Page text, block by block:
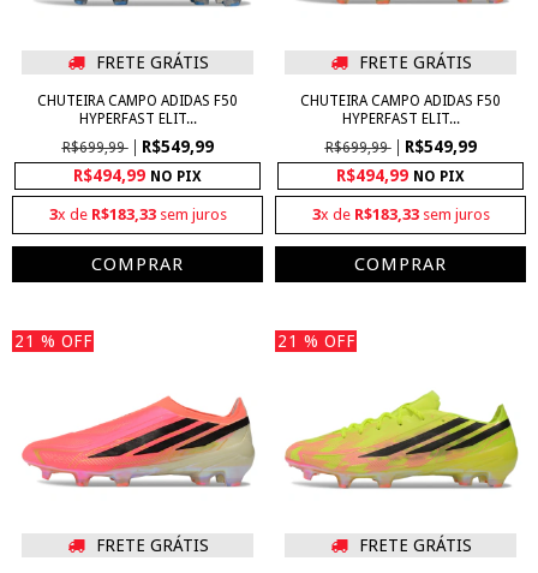
FRETE GRÁTIS
CHUTEIRA CAMPO ADIDAS F50
HYPERFAST ELIT...
R$699,99
R$549,99
R$494,99 NO PIX
3x de R$183,33sem juros
COMPRAR
FRETE GRÁTIS
CHUTEIRA CAMPO ADIDAS F50
HYPERFAST ELIT...
R$699,99
R$549,99
R$494,99 NO PIX
3x de R$183,33sem juros
COMPRAR
21 % OFF
FRETE GRÁTIS
21 % OFF
FRETE GRÁTIS